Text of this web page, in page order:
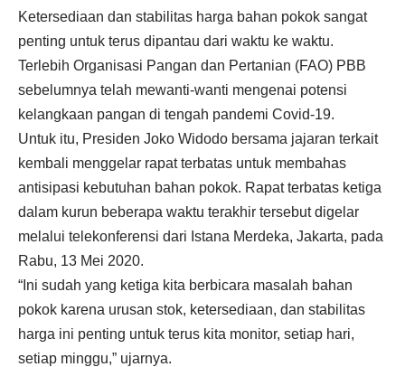
Ketersediaan dan stabilitas harga bahan pokok sangat
penting untuk terus dipantau dari waktu ke waktu.
Terlebih Organisasi Pangan dan Pertanian (FAO) PBB
sebelumnya telah mewanti-wanti mengenai potensi
kelangkaan pangan di tengah pandemi Covid-19.
Untuk itu, Presiden Joko Widodo bersama jajaran terkait
kembali menggelar rapat terbatas untuk membahas
antisipasi kebutuhan bahan pokok. Rapat terbatas ketiga
dalam kurun beberapa waktu terakhir tersebut digelar
melalui telekonferensi dari Istana Merdeka, Jakarta, pada
Rabu, 13 Mei 2020.
“Ini sudah yang ketiga kita berbicara masalah bahan
pokok karena urusan stok, ketersediaan, dan stabilitas
harga ini penting untuk terus kita monitor, setiap hari,
setiap minggu,” ujarnya.